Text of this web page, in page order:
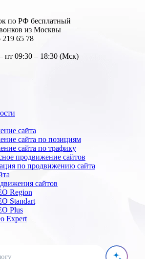
по РФ бесплатный
из Москвы
219 65 78
пт 09:30 – 18:30 (Мск)
сайта
сайта по позициям
сайта по трафику
продвижение сайтов
по продвижению сайта
сайтов
Region
Standart
Plus
Expert